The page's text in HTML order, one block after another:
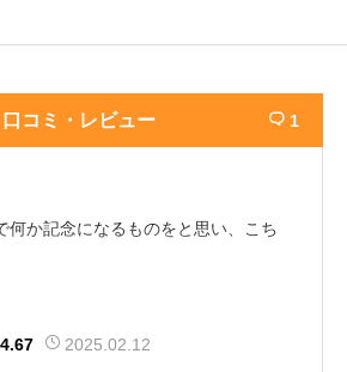
口コミ・レビュー  1
何か記念になるものをと思い、こち
インで自然を感じることができ、
せやすいところに魅力を感じまし
4.67 2025.02.12